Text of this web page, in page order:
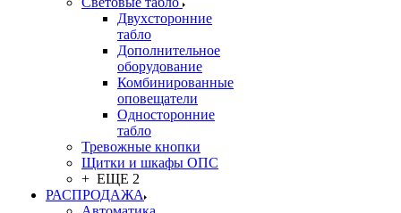
Двухсторонние
табло
Дополнительное
оборудование
Комбинированные
оповещатели
Односторонние
табло
Тревожные кнопки
Щитки и шкафы ОПС
+ ЕЩЕ 2
РАСПРОДАЖА